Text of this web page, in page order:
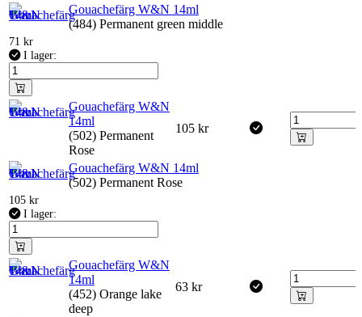
Gouachefärg W&N 14ml
(484) Permanent green middle
71 kr
I lager:
Gouachefärg W&N
14ml
(502) Permanent
Rose
105 kr
Gouachefärg W&N 14ml
(502) Permanent Rose
105 kr
I lager:
Gouachefärg W&N
14ml
(452) Orange lake
deep
63 kr